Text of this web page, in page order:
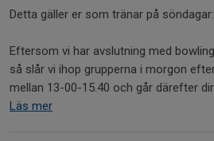
Detta gäller er som tränar på söndagar:
Eftersom vi har avslutning med
så slår vi ihop grupperna i morgon
mellan 13-00-15.40 och går därefter
Läs mer